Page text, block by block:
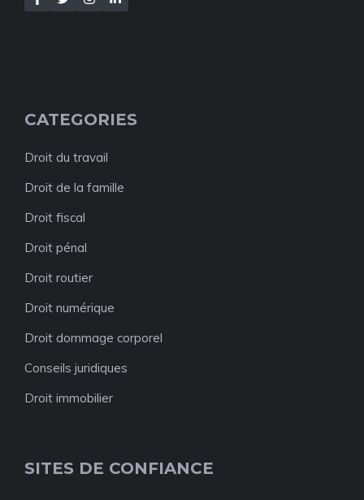
CATEGORIES
Droit du travail
Droit de la famille
Droit fiscal
Droit pénal
Droit routier
Droit numérique
Droit dommage corporel
Conseils juridiques
Droit immobilier
SITES DE CONFIANCE